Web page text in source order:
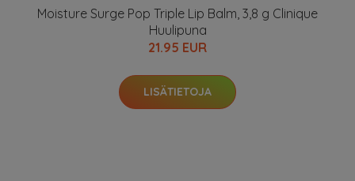
Moisture Surge Pop Triple Lip Balm, 3,8 g Clinique
Huulipuna
21.95 EUR
LISÄTIETOJA